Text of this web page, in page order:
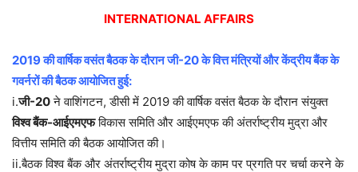
INTERNATIONAL AFFAIRS
2019 की वार्षिक वसंत बैठक के दौरान जी-20 के वित्त मंत्रियों और केंद्रीय बैंक के
गवर्नरों की बैठक आयोजित हुई:
i.जी-20ने वाशिंगटन, डीसी में 2019 की वार्षिक वसंत बैठक के दौरान संयुक्त
विश्व बैंक-आईएमएफविकास समिति और आईएमएफ की अंतर्राष्ट्रीय मुद्रा और
वित्तीय समिति की बैठक आयोजित की।
ii.बैठक विश्व बैंक और अंतर्राष्ट्रीय मुद्रा कोष के काम पर प्रगति पर चर्चा करने के